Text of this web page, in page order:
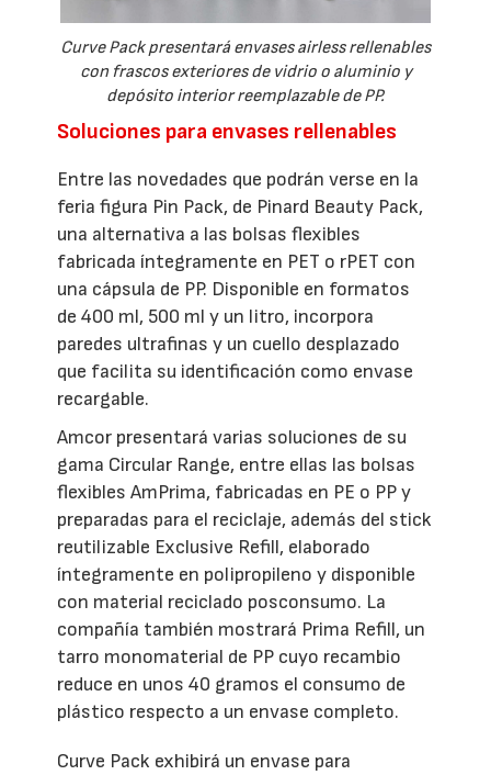
Curve Pack presentará envases airless rellenables
con frascos exteriores de vidrio o aluminio y
depósito interior reemplazable de PP.
Soluciones para envases rellenables
Entre las novedades que podrán verse en la
feria figura Pin Pack, de Pinard Beauty Pack,
una alternativa a las bolsas flexibles
fabricada íntegramente en PET o rPET con
una cápsula de PP. Disponible en formatos
de 400 ml, 500 ml y un litro, incorpora
paredes ultrafinas y un cuello desplazado
que facilita su identificación como envase
recargable.
Amcor presentará varias soluciones de su
gama Circular Range, entre ellas las bolsas
flexibles AmPrima, fabricadas en PE o PP y
preparadas para el reciclaje, además del stick
reutilizable Exclusive Refill, elaborado
íntegramente en polipropileno y disponible
con material reciclado posconsumo. La
compañía también mostrará Prima Refill, un
tarro monomaterial de PP cuyo recambio
reduce en unos 40 gramos el consumo de
plástico respecto a un envase completo.
Curve Pack exhibirá un envase para